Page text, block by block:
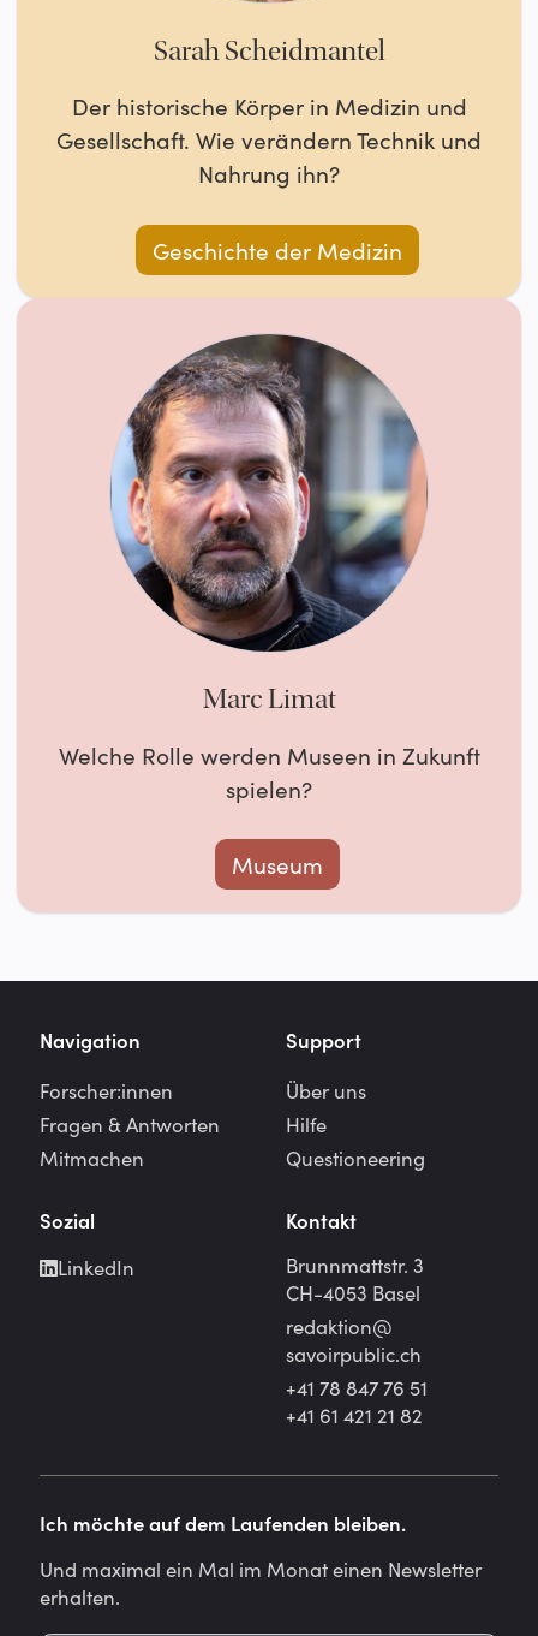
Sarah Scheidmantel
Der historische Körper in Medizin und
Gesellschaft. Wie verändern Technik und
Nahrung ihn?
Geschichte der Medizin
Marc Limat
Welche Rolle werden Museen in Zukunft
spielen?
Museum
Navigation
Forscher:innen
Fragen & Antworten
Mitmachen
Support
Über uns
Hilfe
Questioneering
Sozial
LinkedIn
Kontakt
Brunnmattstr. 3
CH-4053 Basel
redaktion@
savoirpublic.ch
+41 78 847 76 51
+41 61 421 21 82
Ich möchte auf dem Laufenden bleiben.
Und maximal ein Mal im Monat einen Newsletter
erhalten.